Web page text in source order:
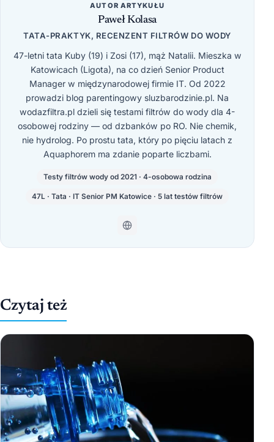
AUTOR ARTYKUŁU
Paweł Kolasa
TATA-PRAKTYK, RECENZENT FILTRÓW DO WODY
47-letni tata Kuby (19) i Zosi (17), mąż Natalii. Mieszka w
Katowicach (Ligota), na co dzień Senior Product
Manager w międzynarodowej firmie IT. Od 2022
prowadzi blog parentingowy sluzbarodzinie.pl. Na
wodazfiltra.pl dzieli się testami filtrów do wody dla 4-
osobowej rodziny — od dzbanków po RO. Nie chemik,
nie hydrolog. Po prostu tata, który po pięciu latach z
Aquaphorem ma zdanie poparte liczbami.
Testy filtrów wody od 2021 · 4-osobowa rodzina
47L · Tata · IT Senior PM Katowice · 5 lat testów filtrów
Czytaj też